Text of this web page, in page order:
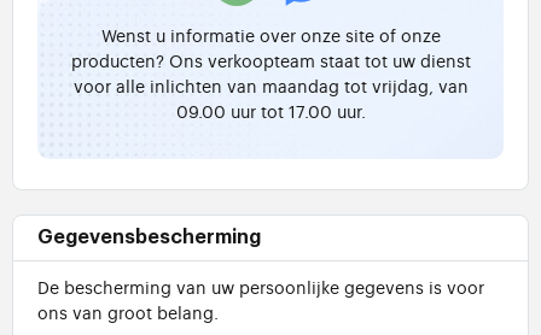
Wenst u informatie over onze site of onze
producten? Ons verkoopteam staat tot uw dienst
voor alle inlichten van maandag tot vrijdag, van
09.00 uur tot 17.00 uur.
Gegevensbescherming
De bescherming van uw persoonlijke gegevens is voor
ons van groot belang.